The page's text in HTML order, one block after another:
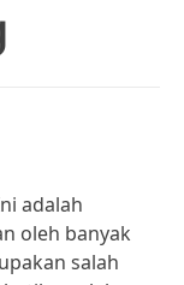
adalah
oleh banyak
salah